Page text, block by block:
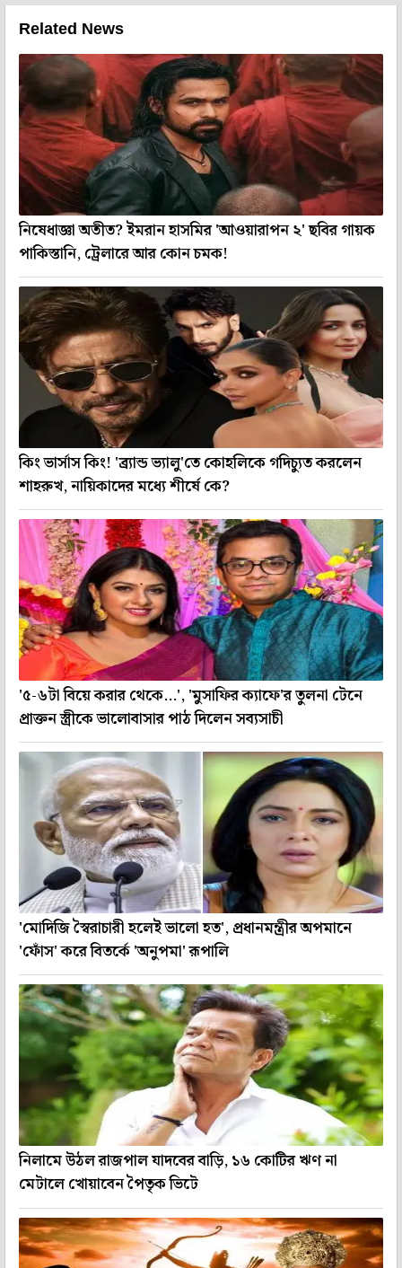
Related News
নিষেধাজ্ঞা অতীত? ইমরান হাসমির 'আওয়ারাপন ২' ছবির গায়ক
পাকিস্তানি, ট্রেলারে আর কোন চমক!
কিং ভার্সাস কিং! 'ব্র্যান্ড ভ্যালু'তে কোহলিকে গদিচ্যুত করলেন
শাহরুখ, নায়িকাদের মধ্যে শীর্ষে কে?
'৫-৬টা বিয়ে করার থেকে...', 'মুসাফির ক্যাফে'র তুলনা টেনে
প্রাক্তন স্ত্রীকে ভালোবাসার পাঠ দিলেন সব্যসাচী
'মোদিজি স্বৈরাচারী হলেই ভালো হত', প্রধানমন্ত্রীর অপমানে
'ফোঁস' করে বিতর্কে 'অনুপমা' রূপালি
নিলামে উঠল রাজপাল যাদবের বাড়ি, ১৬ কোটির ঋণ না
মেটালে খোয়াবেন পৈতৃক ভিটে